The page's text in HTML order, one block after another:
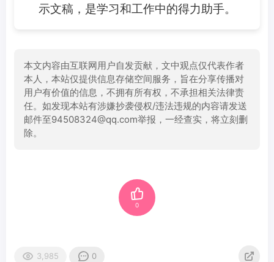
示文稿，是学习和工作中的得力助手。
本文内容由互联网用户自发贡献，文中观点仅代表作者
本人，本站仅提供信息存储空间服务，旨在分享传播对
用户有价值的信息，不拥有所有权，不承担相关法律责
任。如发现本站有涉嫌抄袭侵权/违法违规的内容请发送
邮件至94508324@qq.com举报，一经查实，将立刻删
除。
0
3,985 0